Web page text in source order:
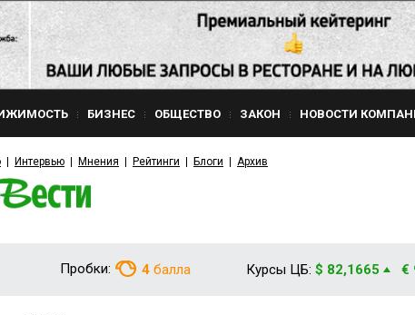
БИЗНЕС ОБЩЕСТВО ЗАКОН НОВОСТИ
Интервью Мнения Рейтинги Блоги Архив
Пробки: 4 балла Курсы ЦБ: $ 82,1665 €